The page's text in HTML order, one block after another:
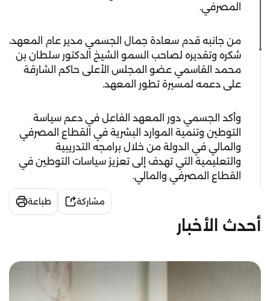
المصرفي.
من جانبه قدم سعادة جمال الجسمي مدير عام المعهد،
شكره وتقديره لصاحب السمو الشيخ الدكتور سلطان بن
محمد القاسمي عضو المجلس الأعلى حاكم الشارقة
على دعمه لمسيرة تطور المعهد.
وأكد الجسمي دور المعهد الفاعل في دعم سياسة
التوطين وتنمية الموارد البشرية في القطاع المصرفي
والمالي في الدولة من خلال برامجه التدريبية
والتعليمية التي تهدف إلى تعزيز سياسات التوطين في
القطاع المصرفي والمالي.
مشاركة طباعة
أحدث الأخبار